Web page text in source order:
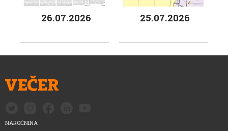
26.07.2026 25.07.2026
NAROČNINA